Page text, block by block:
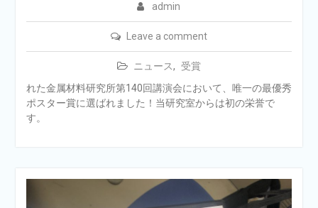
admin
Leave a comment
ニュース, 受賞
れた金属材料研究所第140回講演会において、唯一の最優秀
ポスター賞に選ばれました！当研究室からは初の栄誉で
す。